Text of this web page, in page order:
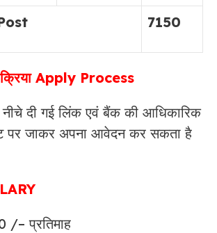
7150
Apply Process
नीचे दी गई लिंक एवं बैंक की आधिकारिक
पर जाकर अपना आवेदन कर सकता है
/– प्रतिमाह